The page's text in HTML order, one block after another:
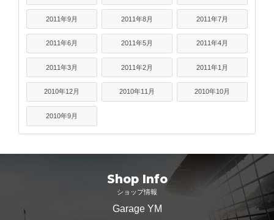
2011年9月 2011年8月 2011年7月
2011年6月 2011年5月 2011年4月
2011年3月 2011年2月 2011年1月
2010年12月 2010年11月 2010年10月
2010年9月
Shop Info
ショップ情報
Garage YM